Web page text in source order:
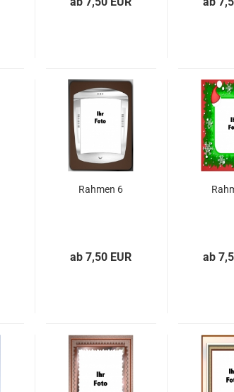
Rahmen 6
ab 7,50 EUR ab